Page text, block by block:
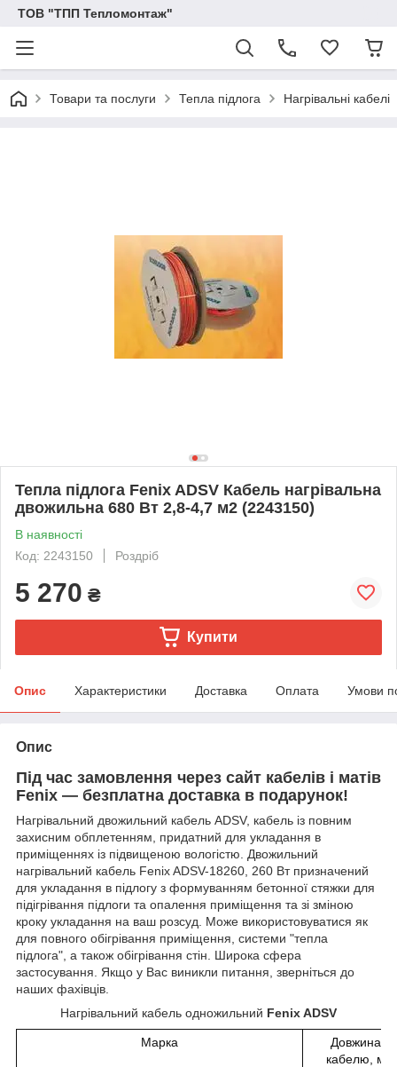
ТОВ "ТПП Тепломонтаж"
Товари та послуги Тепла підлога Нагрівальні кабелі
Тепла підлога Fenix ADSV Кабель нагрівальна
двожильна 680 Вт 2,8-4,7 м2 (2243150)
В наявності
Код: 2243150
Роздріб
5 270 ₴
Купити
Опис Характеристики Доставка Оплата Умови
Опис
Під час замовлення через сайт кабелів і матів
Fenix — безплатна доставка в подарунок!
Нагрівальний двожильний кабель ADSV, кабель із повним
захисним обплетенням, придатний для укладання в
приміщеннях із підвищеною вологістю. Двожильний
нагрівальний кабель Fenix ADSV-18260, 260 Вт призначений
для укладання в підлогу з формуванням бетонної стяжки для
підігрівання підлоги та опалення приміщення та зі зміною
кроку укладання на ваш розсуд. Може використовуватися як
для повного обігрівання приміщення, системи "тепла
підлога", а також обігрівання стін. Широка сфера
застосування. Якщо у Вас виникли питання, зверніться до
наших фахівців.
Нагрівальний кабель одножильний Fenix ADSV
Марка
Довжина
кабелю, м